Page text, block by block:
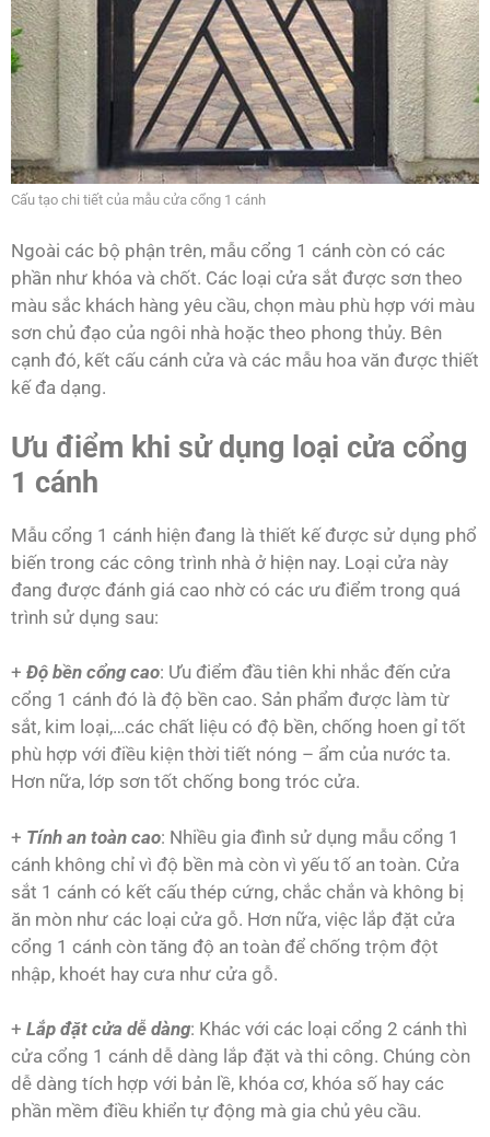
Cấu tạo chi tiết của mẫu cửa cổng 1 cánh
Ngoài các bộ phận trên, mẫu cổng 1 cánh còn có các
phần như khóa và chốt. Các loại cửa sắt được sơn theo
màu sắc khách hàng yêu cầu, chọn màu phù hợp với màu
sơn chủ đạo của ngôi nhà hoặc theo phong thủy. Bên
cạnh đó, kết cấu cánh cửa và các mẫu hoa văn được thiết
kế đa dạng.
Ưu điểm khi sử dụng loại cửa cổng
1 cánh
Mẫu cổng 1 cánh hiện đang là thiết kế được sử dụng phổ
biến trong các công trình nhà ở hiện nay. Loại cửa này
đang được đánh giá cao nhờ có các ưu điểm trong quá
trình sử dụng sau:
+ Độ bền cổng cao: Ưu điểm đầu tiên khi nhắc đến cửa
cổng 1 cánh đó là độ bền cao. Sản phẩm được làm từ
sắt, kim loại,…các chất liệu có độ bền, chống hoen gỉ tốt
phù hợp với điều kiện thời tiết nóng – ẩm của nước ta.
Hơn nữa, lớp sơn tốt chống bong tróc cửa.
+ Tính an toàn cao: Nhiều gia đình sử dụng mẫu cổng 1
cánh không chỉ vì độ bền mà còn vì yếu tố an toàn. Cửa
sắt 1 cánh có kết cấu thép cứng, chắc chắn và không bị
ăn mòn như các loại cửa gỗ. Hơn nữa, việc lắp đặt cửa
cổng 1 cánh còn tăng độ an toàn để chống trộm đột
nhập, khoét hay cưa như cửa gỗ.
+ Lắp đặt cửa dễ dàng: Khác với các loại cổng 2 cánh thì
cửa cổng 1 cánh dễ dàng lắp đặt và thi công. Chúng còn
dễ dàng tích hợp với bản lề, khóa cơ, khóa số hay các
phần mềm điều khiển tự động mà gia chủ yêu cầu.